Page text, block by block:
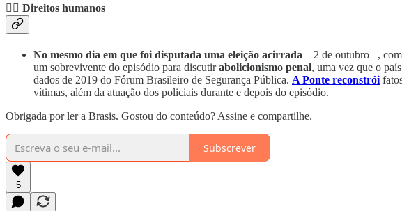
✊🏽 Direitos humanos
No mesmo dia em que foi disputada uma eleição acirrada – 2 de outubro –,
um sobrevivente do episódio para discutirabolicionismo penal, uma vez que o
dados de 2019 do Fórum Brasileiro de Segurança Pública. A Ponte reconstrói
vítimas, além da atuação dos policiais durante e depois do episódio.
Obrigada por ler a Brasis. Gostou do conteúdo? Assine e compartilhe.
Subscrever
5